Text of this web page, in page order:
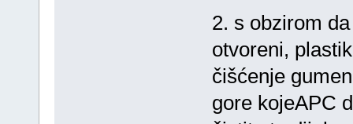
2. s obzirom
otvoreni,
čišćenje
gore kojeAPC